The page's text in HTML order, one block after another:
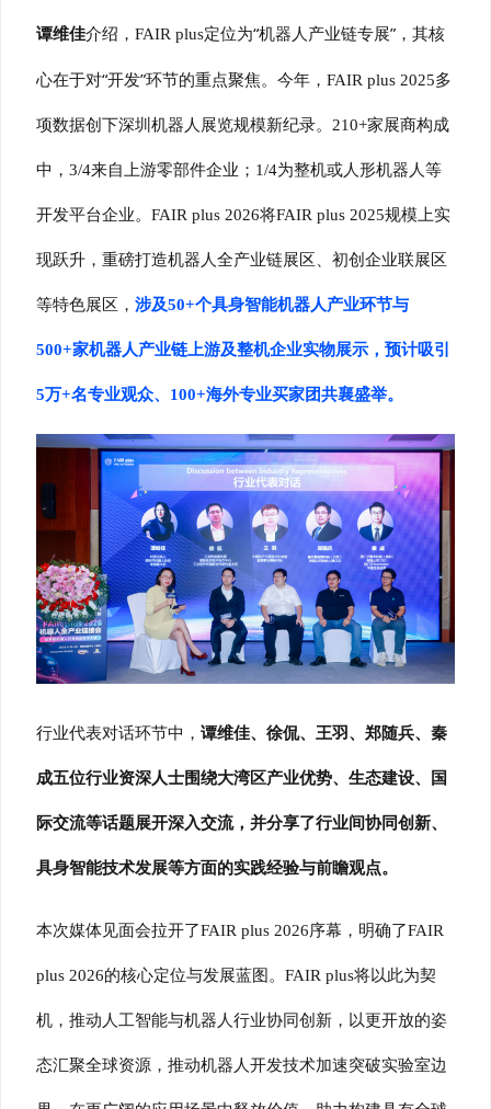
谭维佳介绍， FAIR plus定位为“机器人产业链专展” ，其核
心在于对“开发”环节的重点聚焦。今年， FAIR plus 2025多
项数据创下深圳机器人展览规模新纪录。 210+家展商构成
中， 3/4来自上游零部件企业； 1/4为整机或人形机器人等
开发平台企业。 FAIR plus 2026将FAIR plus 2025规模上实
现跃升，重磅打造机器人全产业链展区、初创企业联展区
等特色展区， 涉及50+个具身智能机器人产业环节与
500+家机器人产业链上游及整机企业实物展示，预计吸引
5万+名专业观众、 100+海外专业买家团共襄盛举。
行业代表对话环节中， 谭维佳、徐侃、王羽、郑随兵、 秦
成五位行业资深人士围绕大湾区产业优势、生态建设、国
际交流等话题展开深入交流，并分享了行业间协同创新、
具身智能技术发展等方面的实践经验与前瞻观点。
本次媒体见面会拉开了FAIR plus 2026序幕，明确了FAIR
plus 2026的核心定位与发展蓝图。 FAIR plus将以此为契
机，推动人工智能与机器人行业协同创新，以更开放的姿
态汇聚全球资源，推动机器人开发技术加速突破实验室边